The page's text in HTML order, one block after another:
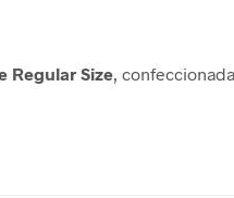
Regular Size,